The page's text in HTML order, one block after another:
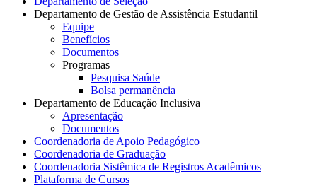
Departamento de Gestão de Assistência Estudantil
Equipe
Benefícios
Documentos
Programas
Pesquisa Saúde
Bolsa permanência
Departamento de Educação Inclusiva
Apresentação
Documentos
Coordenadoria de Apoio Pedagógico
Coordenadoria de Graduação
Coordenadoria Sistêmica de Registros Acadêmicos
Plataforma de Cursos